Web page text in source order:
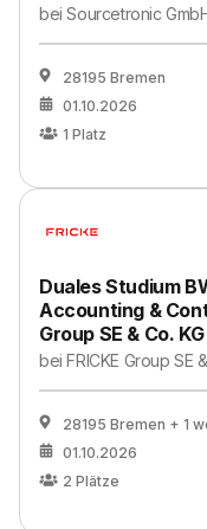
beiSourcetronic
28195 Bremen
01.10.2026
1 Platz
Duales Studium
Accounting &
Group SE & Co. KG
beiFRICKE Group SE
28195 Bremen + 1
01.10.2026
2 Plätze